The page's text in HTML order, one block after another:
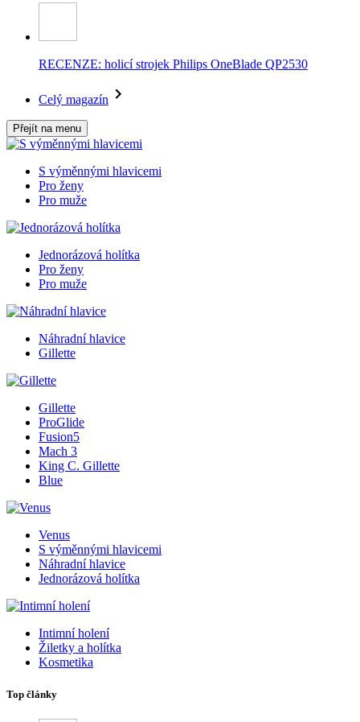
RECENZE: holicí strojek Philips OneBlade QP2530
Celý magazín
Přejít na menu
S výměnnými hlavicemi
Pro ženy
Pro muže
Jednorázová holítka
Pro ženy
Pro muže
Náhradní hlavice
Gillette
Gillette
ProGlide
Fusion5
Mach 3
King C. Gillette
Blue
Venus
S výměnnými hlavicemi
Náhradní hlavice
Jednorázová holítka
Intimní holení
Žiletky a holítka
Kosmetika
Top články